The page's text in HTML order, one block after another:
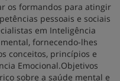
os formandos para atingir
pessoais e sociais
em Inteligência
fornecendo-lhes
conceitos, princípios e
Emocional.Objetivos
sobre a saúde mental e